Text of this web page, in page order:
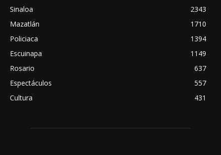
Sinaloa
2343
Mazatlán
1710
Policiaca
1394
Escuinapa
1149
Rosario
637
Espectáculos
557
Cultura
431